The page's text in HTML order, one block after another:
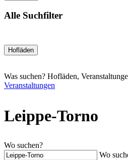
Alle Suchfilter
Hofläden
Was suchen? Hofläden,
Veranstaltungen
Leippe-Torno
Wo suchen?
Wo